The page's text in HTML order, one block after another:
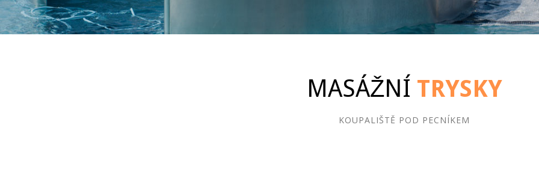
MASÁŽNÍ TRYSKY
KOUPALIŠTĚ POD PECNÍKEM